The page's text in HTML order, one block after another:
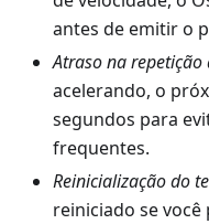
antes de emitir o
Atraso na
acelerando, o
segundos para
frequentes.
Reinicialização do
reiniciado se